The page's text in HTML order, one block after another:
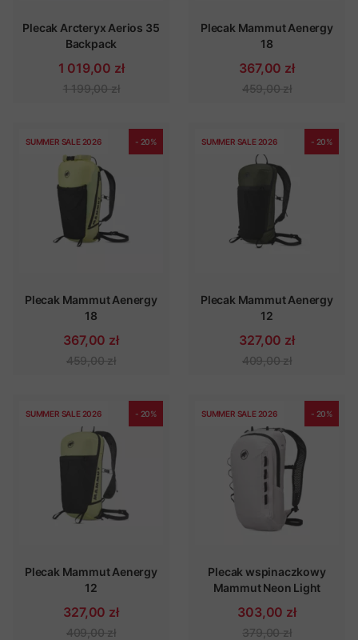
Plecak Arcteryx Aerios 35
Backpack
1 019,00 zł
1 199,00 zł
Plecak Mammut Aenergy
18
367,00 zł
459,00 zł
SUMMER SALE 2026 - 20%
Plecak Mammut Aenergy
18
367,00 zł
459,00 zł
SUMMER SALE 2026 - 20%
Plecak Mammut Aenergy
12
327,00 zł
409,00 zł
SUMMER SALE 2026 - 20%
Plecak Mammut Aenergy
12
327,00 zł
409,00 zł
SUMMER SALE 2026 - 20%
Plecak wspinaczkowy
Mammut Neon Light
303,00 zł
379,00 zł